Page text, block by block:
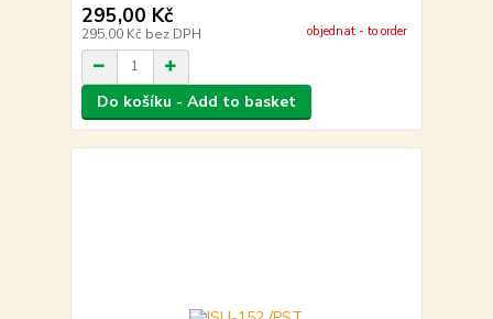
295,00 Kč
295,00 Kč bez DPH objednat - to order
Do košíku - Add to basket